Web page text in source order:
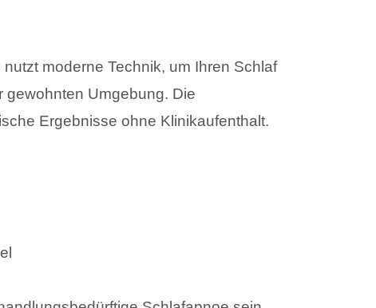
moderne Technik, um Ihren Schlaf
gewohnten Umgebung. Die
Ergebnisse ohne Klinikaufenthalt.